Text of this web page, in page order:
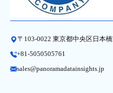
〒103-0022 東京都中央区日本
+81-5050505761
sales@panoramadatainsights.jp